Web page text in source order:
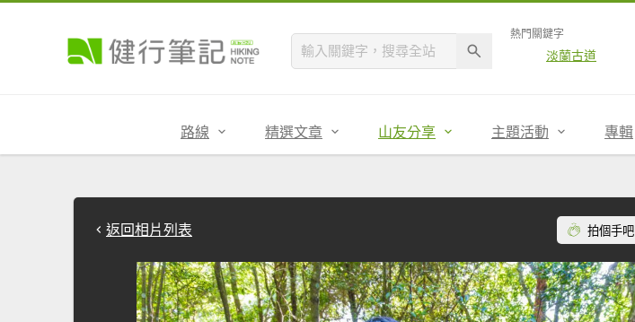
熱門關鍵字
淡蘭古道
路線 精選文章 山友分享 主題活動 專輯
返回相片列表 拍個手吧